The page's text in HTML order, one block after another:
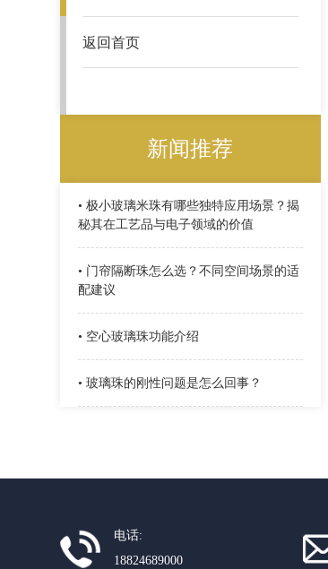
返回首页
新闻推荐
• 极小玻璃米珠有哪些独特应用场景？揭
秘其在工艺品与电子领域的价值
• 门帘隔断珠怎么选？不同空间场景的适
配建议
• 空心玻璃珠功能介绍
• 玻璃珠的刚性问题是怎么回事？
电话:
18824689000